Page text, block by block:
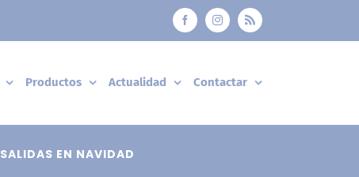
FacebookInstagramRss
Productos Actualidad Contactar
SALIDAS EN NAVIDAD